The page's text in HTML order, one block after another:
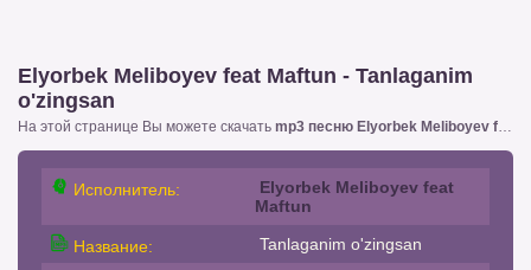
Elyorbek Meliboyev feat Maftun - Tanlaganim
o'zingsan
На этой странице Вы можете скачать mp3 песню Elyorbek Meliboyev feat Maftun - Tanlaganim o'zingsan
Исполнитель:
Elyorbek Meliboyev feat
Maftun
Название: Tanlaganim o'zingsan